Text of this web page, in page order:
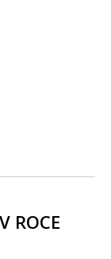
ROCE